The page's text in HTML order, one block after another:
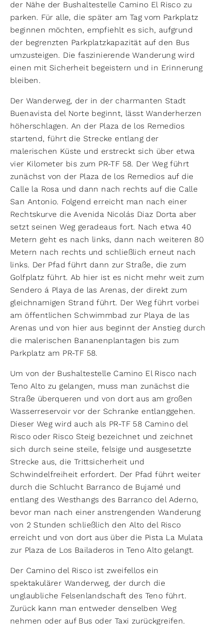
der Nähe der Bushaltestelle Camino El Risco zu
parken. Für alle, die später am Tag vom Parkplatz
beginnen möchten, empfiehlt es sich, aufgrund
der begrenzten Parkplatzkapazität auf den Bus
umzusteigen. Die faszinierende Wanderung wird
einen mit Sicherheit begeistern und in Erinnerung
bleiben.
Der Wanderweg, der in der charmanten Stadt
Buenavista del Norte beginnt, lässt Wanderherzen
höherschlagen. An der Plaza de los Remedios
startend, führt die Strecke entlang der
malerischen Küste und erstreckt sich über etwa
vier Kilometer bis zum PR-TF 58. Der Weg führt
zunächst von der Plaza de los Remedios auf die
Calle la Rosa und dann nach rechts auf die Calle
San Antonio. Folgend erreicht man nach einer
Rechtskurve die Avenida Nicolás Diaz Dorta aber
setzt seinen Weg geradeaus fort. Nach etwa 40
Metern geht es nach links, dann nach weiteren 80
Metern nach rechts und schließlich erneut nach
links. Der Pfad führt dann zur Straße, die zum
Golfplatz führt. Ab hier ist es nicht mehr weit zum
Sendero á Playa de las Arenas, der direkt zum
gleichnamigen Strand führt. Der Weg führt vorbei
am öffentlichen Schwimmbad zur Playa de las
Arenas und von hier aus beginnt der Anstieg durch
die malerischen Bananenplantagen bis zum
Parkplatz am PR-TF 58.
Um von der Bushaltestelle Camino El Risco nach
Teno Alto zu gelangen, muss man zunächst die
Straße überqueren und von dort aus am großen
Wasserreservoir vor der Schranke entlanggehen.
Dieser Weg wird auch als PR-TF 58 Camino del
Risco oder Risco Steig bezeichnet und zeichnet
sich durch seine steile, felsige und ausgesetzte
Strecke aus, die Trittsicherheit und
Schwindelfreiheit erfordert. Der Pfad führt weiter
durch die Schlucht Barranco de Bujamé und
entlang des Westhangs des Barranco del Aderno,
bevor man nach einer anstrengenden Wanderung
von 2 Stunden schließlich den Alto del Risco
erreicht und von dort aus über die Pista La Mulata
zur Plaza de Los Bailaderos in Teno Alto gelangt.
Der Camino del Risco ist zweifellos ein
spektakulärer Wanderweg, der durch die
unglaubliche Felsenlandschaft des Teno führt.
Zurück kann man entweder denselben Weg
nehmen oder auf Bus oder Taxi zurückgreifen.